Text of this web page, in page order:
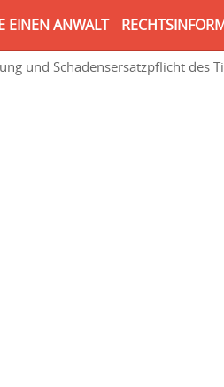
EINEN ANWALT
und Schadensersatzpflicht des